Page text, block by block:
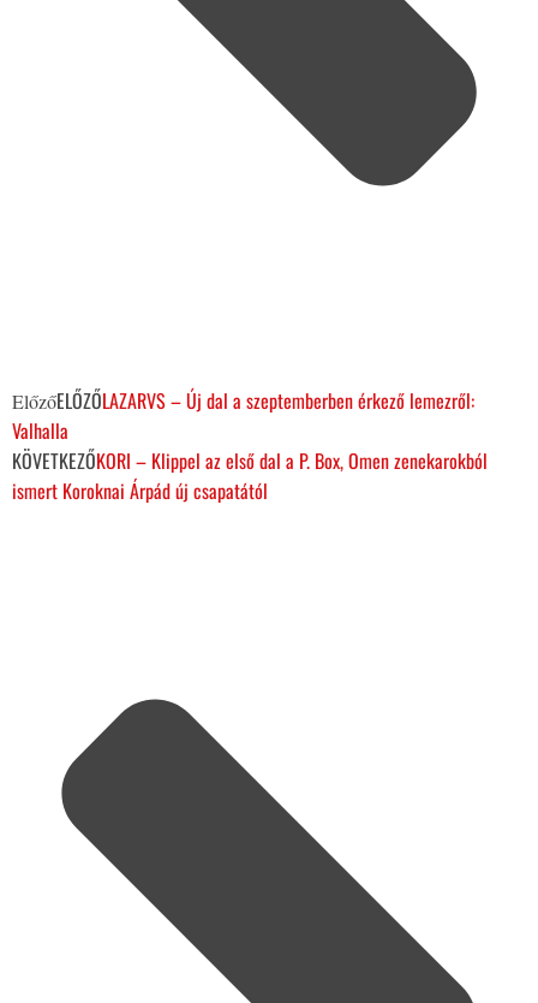
ElőzőELŐZŐLAZARVS – Új dal a szeptemberben érkező lemezről:
Valhalla
KÖVETKEZŐKORI – Klippel az első dal a P. Box, Omen zenekarokból
ismert Koroknai Árpád új csapatától